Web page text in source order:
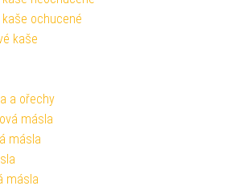
ochucené
kaše
a ořechy
másla
másla
másla